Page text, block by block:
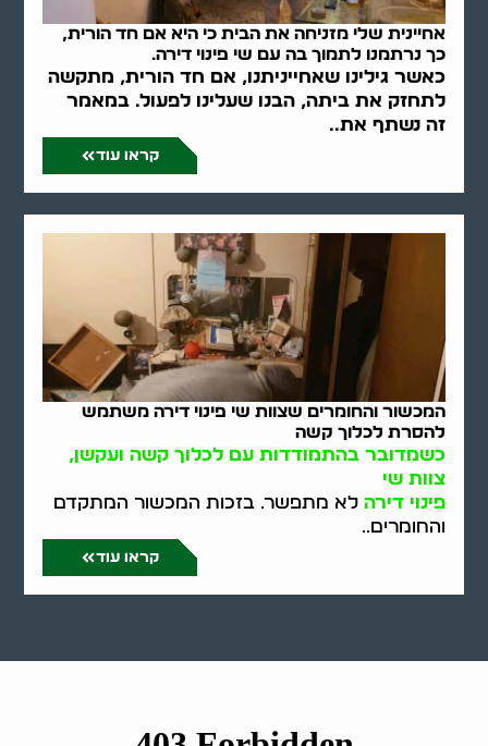
אחיינית שלי מזניחה את הבית כי היא אם חד הורית,
כך נרתמנו לתמוך בה עם שי פינוי דירה.
כאשר גילינו שאחייניתנו, אם חד הורית, מתקשה
לתחזק את ביתה, הבנו שעלינו לפעול. במאמר
זה נשתף את..
קראו עוד
המכשור והחומרים שצוות שי פינוי דירה משתמש
להסרת לכלוך קשה
כשמדובר בהתמודדות עם לכלוך קשה ועקשן,
צוות שי
פינוי דירה לא מתפשר. בזכות המכשור המתקדם
והחומרים..
קראו עוד